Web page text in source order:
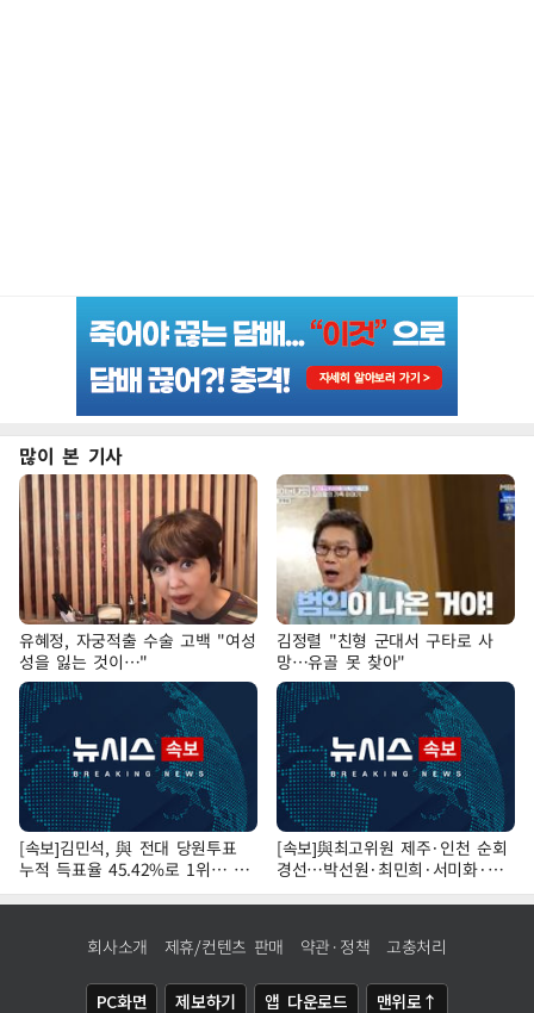
많이 본 기사
유혜정, 자궁적출 수술 고백 "여성
성을 잃는 것이…"
김정렬 "친형 군대서 구타로 사
망…유골 못 찾아"
[속보]김민석, 與 전대 당원투표
누적 득표율 45.42%로 1위… 정
청래 44.56%
[속보]與최고위원 제주·인천 순회
경선…박선원·최민희·서미화·한
민수·김용 순
회사소개 제휴/컨텐츠 판매 약관·정책 고충처리
PC화면 제보하기 앱 다운로드 맨위로↑